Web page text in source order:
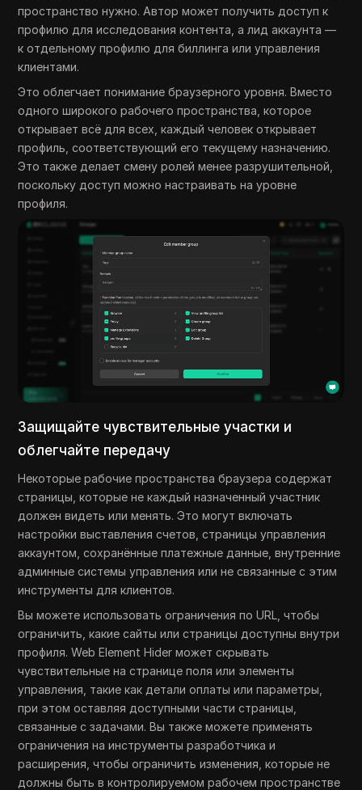
пространство нужно. Автор может получить доступ к
профилю для исследования контента, а лид аккаунта —
к отдельному профилю для биллинга или управления
клиентами.
Это облегчает понимание браузерного уровня. Вместо
одного широкого рабочего пространства, которое
открывает всё для всех, каждый человек открывает
профиль, соответствующий его текущему назначению.
Это также делает смену ролей менее разрушительной,
поскольку доступ можно настраивать на уровне
профиля.
Защищайте чувствительные участки и
облегчайте передачу
Некоторые рабочие пространства браузера содержат
страницы, которые не каждый назначенный участник
должен видеть или менять. Это могут включать
настройки выставления счетов, страницы управления
аккаунтом, сохранённые платежные данные, внутренние
админные системы управления или не связанные с этим
инструменты для клиентов.
Вы можете использовать ограничения по URL, чтобы
ограничить, какие сайты или страницы доступны внутри
профиля. Web Element Hider может скрывать
чувствительные на странице поля или элементы
управления, такие как детали оплаты или параметры,
при этом оставляя доступными части страницы,
связанные с задачами. Вы также можете применять
ограничения на инструменты разработчика и
расширения, чтобы ограничить изменения, которые не
должны быть в контролируемом рабочем пространстве